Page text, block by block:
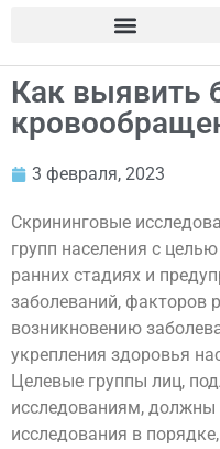
Как выявить
3 февраля, 2023
Скрининговые
групп населения с
ранних стадиях и
заболеваний, факторов
возникновению
укрепления здоровья
Целевые группы лиц,
исследованиям, должны
исследования в